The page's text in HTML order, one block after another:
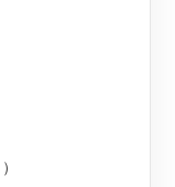
）